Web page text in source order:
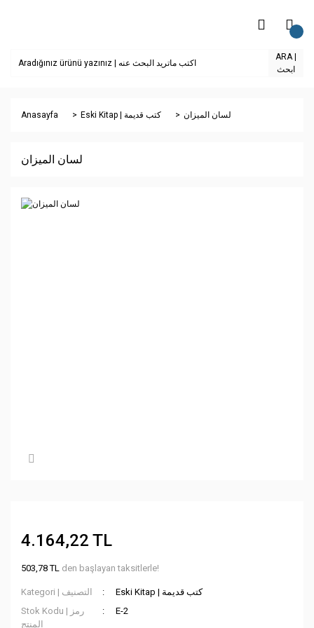
ARA |
ابحث
Anasayfa Eski Kitap | كتب قديمة لسان الميزان
لسان الميزان
4.164,22 TL
503,78 TL den başlayan taksitlerle!
Kategori | التصنيف
Eski Kitap | كتب قديمة
Stok Kodu | رمز
المنتج
E-2